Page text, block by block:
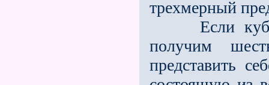
трехмерный
Если куб
получим
представить